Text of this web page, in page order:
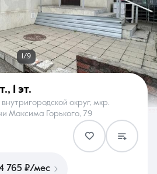
Услуги
Контакты
1/9
, 1 эт.
округ, мкр.
Максима Горького, 79
765 ₽/мес